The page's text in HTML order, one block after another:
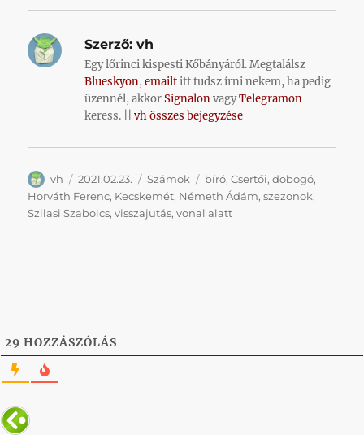
Szerző: vh
Egy lőrinci kispesti Kőbányáról. Megtalálsz
Blueskyon,emailtitt tudsz írni nekem, ha pedig
üzennél, akkorSignalonvagyTelegramon
keress. ||vh összes bejegyzése
Szerző
vh Közzétéve
2021.02.23. Kategória
Számok Címke
bíró,Csertői,dobogó,
Horváth Ferenc, Kecskemét, Németh Ádám,szezonok,
Szilasi Szabolcs,visszajutás,vonal alatt
29 HOZZÁSZÓLÁS